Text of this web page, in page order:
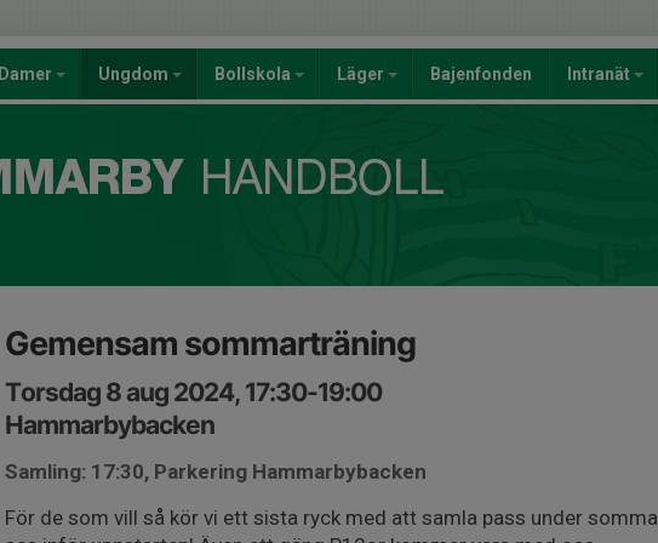
Damer Ungdom Bollskola Läger Bajenfonden Intranät
Gemensam sommarträning
Torsdag 8 aug 2024, 17:30-19:00
Hammarbybacken
Samling: 17:30, Parkering Hammarbybacken
För de som vill så kör vi ett sista ryck med att samla pass under